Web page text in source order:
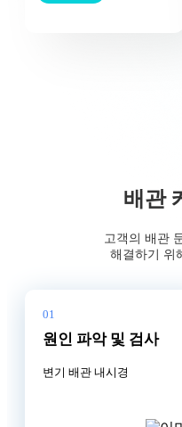
배관
고객의 배관
해결하기 위
01
원인 파악 및 검사
변기 배관 내시경